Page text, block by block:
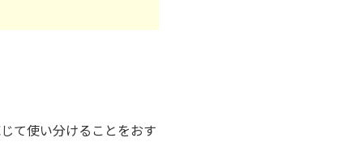
て使い分けることをおす